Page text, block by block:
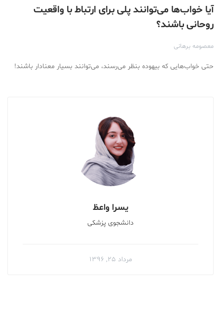
آیا خواب‌ها می‌توانند پلی برای ارتباط با واقعیت
روحانی باشند؟
معصومه برهانی
حتی خواب‌هایی که بیهوده بنظر می‌رسند، می‌توانند بسیار معنادار باشند!
یسرا واعظ
دانشجوی پزشکی
مرداد ۲۵, ۱۳۹۶